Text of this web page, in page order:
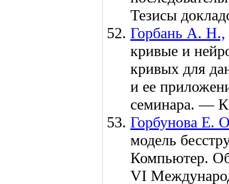
Тезисы
Горбань А. Н.,
кривые и
кривых для
и ее
семинара. —
Горбунова Е.
модель
Компьютер.
VI